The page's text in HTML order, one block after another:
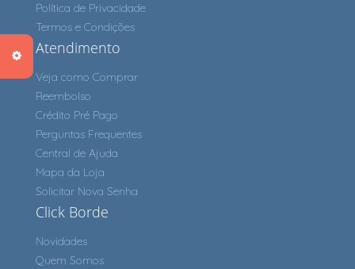
Política de Privacidade
Termos e Condições
Atendimento
Veja como Comprar
Reembolso
Crédito Pré Pago
Perguntas Frequentes
Central de Ajuda
Mapa da Loja
Solicitar Nova Senha
Click Borde
Novidades
Quem Somos